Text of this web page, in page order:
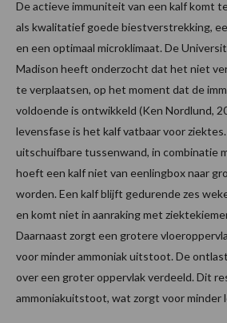
De actieve immuniteit van een kalf komt
als kwalitatief goede biestverstrekking,
en een optimaal microklimaat. De
Madison heeft onderzocht dat het niet
te verplaatsen, op het moment dat de
voldoende is ontwikkeld (Ken Nordlund,
levensfase is het kalf vatbaar voor
uitschuifbare tussenwand, in combinatie
hoeft een kalf niet van eenlingbox naar
worden. Een kalf blijft gedurende zes
en komt niet in aanraking met
Daarnaast zorgt een grotere
voor minder ammoniak uitstoot. De
over een groter oppervlak verdeeld. Dit
ammoniakuitstoot, wat zorgt voor minder